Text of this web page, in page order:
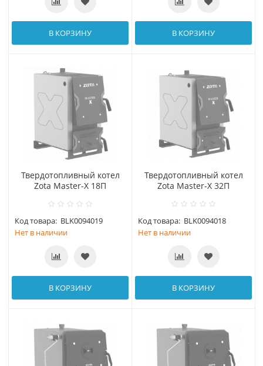
В КОРЗИНУ В КОРЗИНУ
Твердотопливный котел
Zota Master-X 18П
Код товара: BLK0094019
Нет в наличии
В КОРЗИНУ
Твердотопливный котел
Zota Master-X 32П
Код товара: BLK0094018
Нет в наличии
В КОРЗИНУ